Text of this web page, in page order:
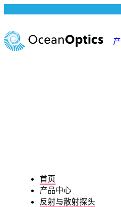
内
容
首页
产品中心
反射与散射探头